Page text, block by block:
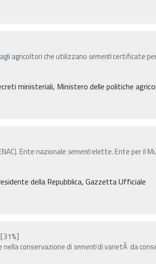
agricoltori che utilizzano sementicertificate
ministeriali, Ministero delle politiche
Ente nazionale sementielette. Ente per il
della Repubblica, Gazzetta Ufficiale
[31%]
conservazione di sementidi varietÃ da